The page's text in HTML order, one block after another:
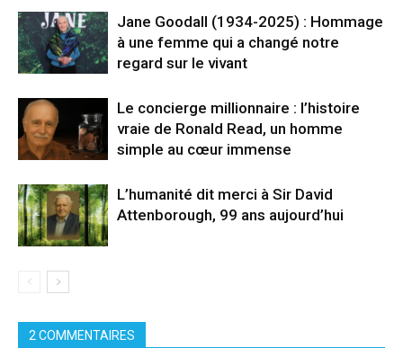
Jane Goodall (1934-2025) : Hommage
à une femme qui a changé notre
regard sur le vivant
Le concierge millionnaire : l’histoire
vraie de Ronald Read, un homme
simple au cœur immense
L’humanité dit merci à Sir David
Attenborough, 99 ans aujourd’hui
2 COMMENTAIRES